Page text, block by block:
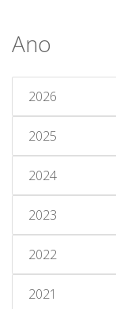
Ano
2026
2025
2024
2023
2022
2021